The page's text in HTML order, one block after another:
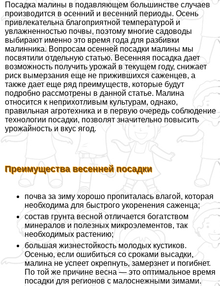
Посадка малины в подавляющем большинстве случаев
производится в осенний и весенний периоды. Осень
привлекательна благоприятной температурой и
увлажненностью почвы, поэтому многие садоводы
выбирают именно это время года для разбивки
малинника. Вопросам осенней посадки малины мы
посвятили отдельную статью. Весенняя посадка дает
возможность получить урожай в текущем году, снижает
риск вымерзания еще не прижившихся саженцев, а
также дает еще ряд преимуществ, которые будут
подробно рассмотрены в данной статье. Малина
относится к неприхотливым культурам, однако,
правильная агротехника и в первую очередь соблюдение
технологии посадки, позволят значительно повысить
урожайность и вкус ягод.
Преимущества весенней посадки
почва за зиму хорошо пропиталась влагой, которая
необходима для быстрого укоренения саженца;
состав грунта весной отличается богатством
минералов и полезных микроэлементов, так
необходимых растению;
большая жизнестойкость молодых кустиков.
Осенью, если ошибиться со сроками высадки,
малина не успеет окрепнуть, замерзнет и погибнет.
По той же причине весна — это оптимальное время
посадки для регионов с малоснежными зимами.